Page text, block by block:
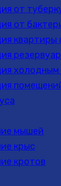
от
от
квартиры
мышей
крыс
кротов